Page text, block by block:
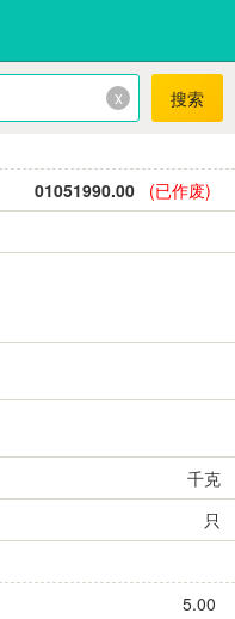
x 搜索
01051990.00
(已作废)
千克
只
5.00